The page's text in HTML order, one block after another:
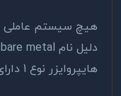
هیچ سیستم عاملی
هایپروایزر نوع 1 دارای عملکرد و